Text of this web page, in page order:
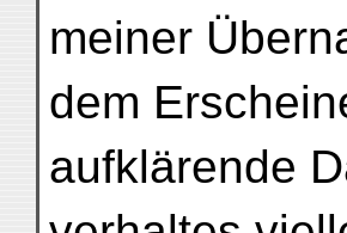
meiner
dem
aufklärende